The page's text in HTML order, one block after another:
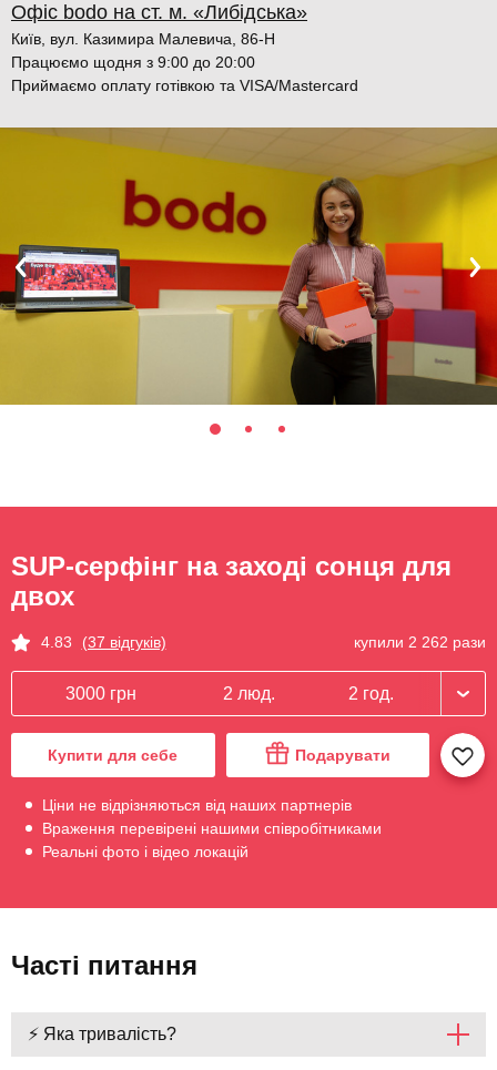
Офіс bodo на ст. м. «Либідська»
Київ, вул. Казимира Малевича, 86-Н
Працюємо щодня з 9:00 до 20:00
Приймаємо оплату готівкою та VISA/Mastercard
SUP-серфінг на заході сонця для
двох
4.83 (37 відгуків) купили 2 262 рази
3000 грн 2 люд. 2 год.
Купити для себе Подарувати
Ціни не відрізняються від наших партнерів
Враження перевірені нашими співробітниками
Реальні фото і відео локацій
Часті питання
⚡ Яка тривалість?